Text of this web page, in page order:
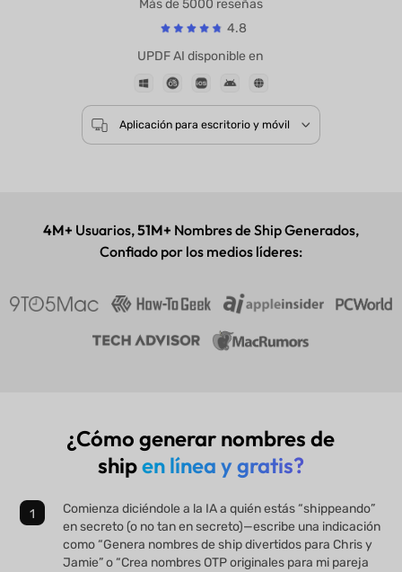
Impulsado por
UPDF GPT-5 | UPDF AI DeepSeek R1
Más de 5000 reseñas
UPDF AI disponible en
Aplicación para escritorio y móvil
4M+ Usuarios,51M+ Nombres de Ship Generados,
Confiado por los medios líderes:
¿Cómo generar nombres de
shipen línea y gratis?
Comienza diciéndole a la IA a quién estás “shippeando”
en secreto (o no tan en secreto)—escribe una indicación
como “Genera nombres de ship divertidos para Chris y
Jamie” o “Crea nombres OTP originales para mi pareja